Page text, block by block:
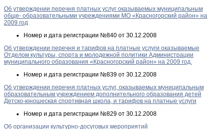
Об утверждении перечня платных услуг оказываемых муниципальным
обще- образовательными учреждениями МО «Красногорский район» на
2009 год
Номер и дата регистрации №840 от 30.12.2008
Об утверждении перечня и тарифов на платные услуги оказываемые
Отделом культуры, спорта и молодежной политики Администрации
муниципального образования «Красногорский район» на 2009 год.
Номер и дата регистрации №839 от 30.12.2008
Об утверждении перечня платных услуг, оказываемых муниципальным
образовательным учреждением дополнительного образования детей
Детско-юношеская спортивная школа, и тарифов на платные услуги
Номер и дата регистрации №829 от 30.12.2008
Об организации культурно-досуговых мероприятий